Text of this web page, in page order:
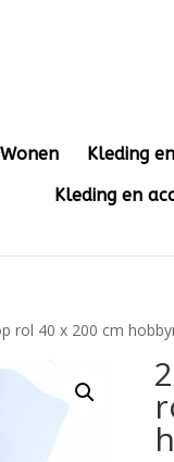
Kleding
Kleding en
rol 40 x 200 cm